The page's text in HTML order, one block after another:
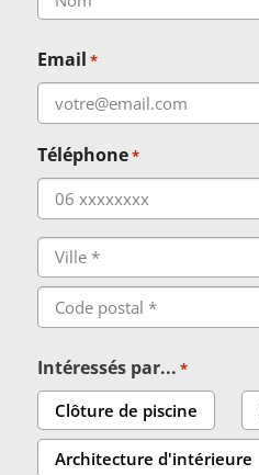
Email *
Téléphone*
Adresse
*
Ville
postal
Intéressés par... *
Clôture de piscine
Architecture d'intérieure